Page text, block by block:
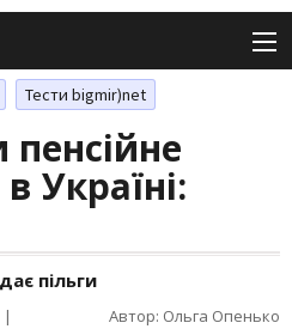
Тести bigmir)net
Україні:
пільги
| Автор: Ольга Опенько